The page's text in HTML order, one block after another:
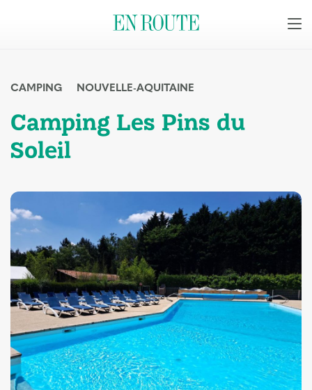
CAMPING NOUVELLE-AQUITAINE
Camping Les Pins du
Soleil